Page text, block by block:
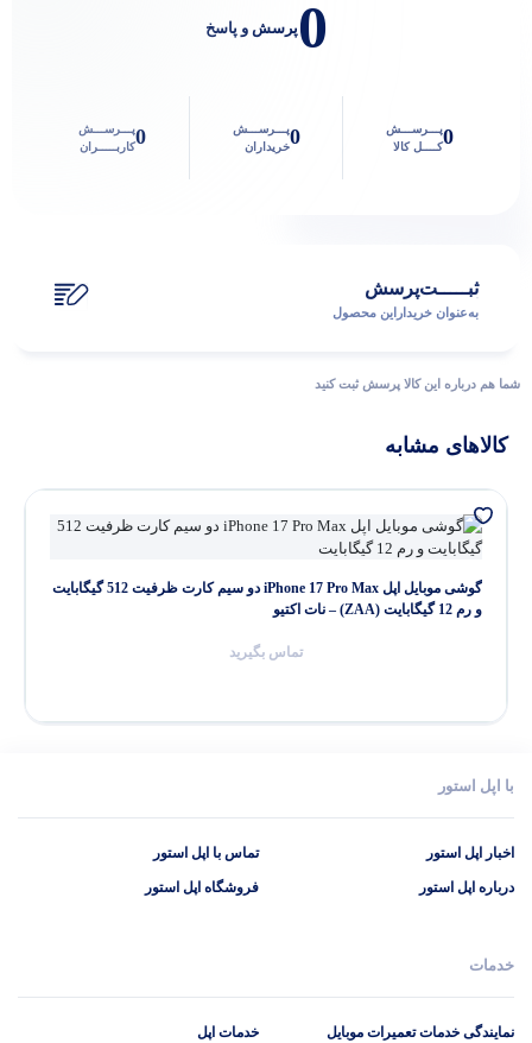
0پرسش و پاسخ
0پـــرســـش
کــــل کالا
0پـــرســـش
خریداران
0پـــرســـش
کاربـــــران
ثبـــــت‌پرسش
به‌عنوان ‌خریدار‌این‌ محصول
شما هم درباره این کالا پرسش ثبت کنید
کالاهای مشابه
گوشی موبایل اپل iPhone 17 Pro Max دو سیم کارت ظرفیت 512 گیگابایت
و رم 12 گیگابایت (ZAA) – نات اکتیو
تماس بگیرید
با اپل استور
اخبار اپل استور
درباره اپل استور
تماس با اپل استور
فروشگاه اپل استور
خدمات
نمایندگی خدمات تعمیرات موبایل خدمات اپل